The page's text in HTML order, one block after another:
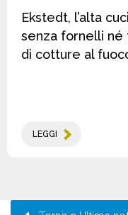
Ekstedt, l’alta
senza fornelli né
di cotture al
LEGGI